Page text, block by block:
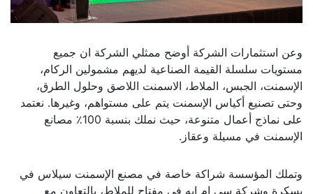
وعن استثمارات الشركة أوضح ممثلي الشركة ان جميع
مستويات سلسلة القيمة الصناعية لديهم مشمولين الركام،
الإسمنت، الجبس، الملاط، الاسمنت اللاصق وحلول الطرق،
وحتى تصنيع أكياس الإسمنت يتم على مستواهم، وغيرها. نعتمد
على نماذج أعمال متنوعة، حيث نملك بنسبة 100٪ مصانع
الإسمنت في مسيلة وعقاز.
وتملك المؤسسة شراكة خاصة في مصنع الإسمنت سيلاس في
بسكرة وشركة سي إم إيه في مفتاح للملاط، بالتعاون مع